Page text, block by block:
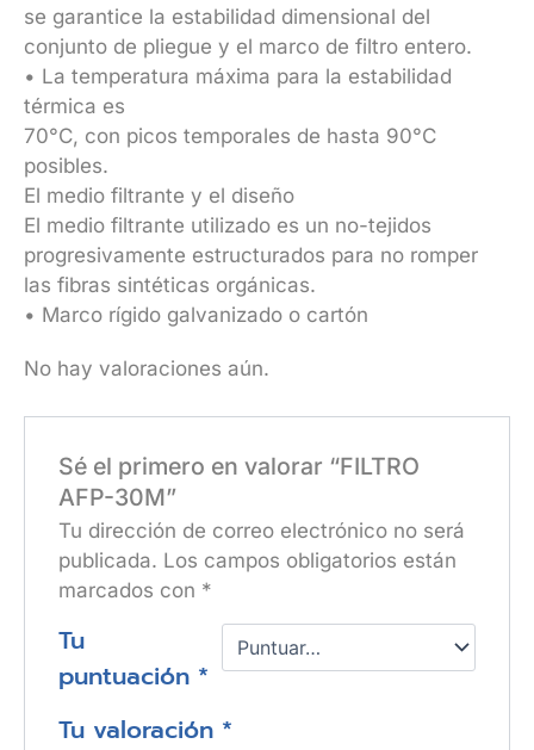
se garantice la estabilidad dimensional del
conjunto de pliegue y el marco de filtro entero.
• La temperatura máxima para la estabilidad
térmica es
70°C, con picos temporales de hasta 90°C
posibles.
El medio filtrante y el diseño
El medio filtrante utilizado es un no-tejidos
progresivamente estructurados para no romper
las fibras sintéticas orgánicas.
• Marco rígido galvanizado o cartón
No hay valoraciones aún.
Sé el primero en valorar “FILTRO
AFP-30M”
Tu dirección de correo electrónico no será
publicada. Los campos obligatorios están
marcados con *
Tu
puntuación *
Tu valoración *